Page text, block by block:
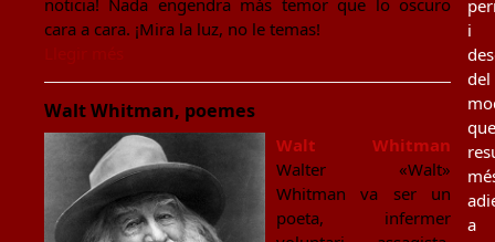
noticia! Nada engendra más temor que lo oscuro
cara a cara. ¡Mira la luz, no le temas!
Walt Whitman, poemes
Walt Whitman
Walter «Walt»
Whitman va ser un
poeta, infermer
i
del
que
a